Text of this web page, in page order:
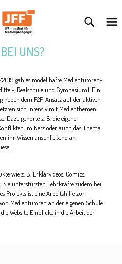
UNS?
gab es modellhafte Medientutoren-
, Realschule und Gymnasium). Ein
dem P2P-Ansatz auf der aktiven
sich intensiv mit Medienthemen
Dazu gehörte z. B. die eigene
im Netz oder auch das Thema
ihr Wissen anschließend an
wie z. B. Erklärvideos, Comics,
Sie unterstützten Lehrkräfte zudem bei
Projekts ist eine Arbeitshilfe zur
Medientutoren an der eigenen Schule
Website Einblicke in die Arbeit der